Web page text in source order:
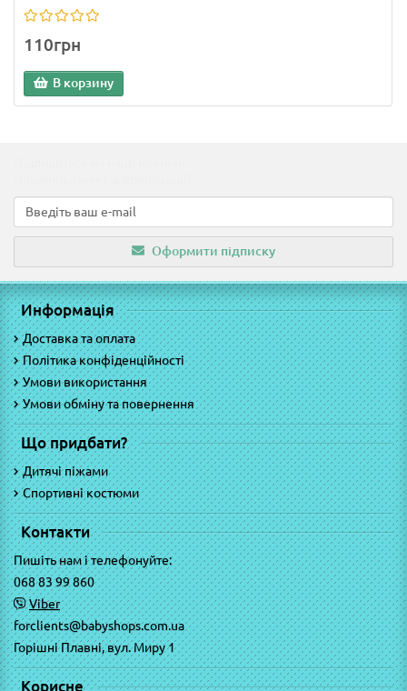
110грн
В корзину
Оформити підписку
Информація
Доставка та оплата
Політика конфіденційності
Умови використання
Умови обміну та повернення
Що придбати?
Дитячі піжами
Спортивні костюми
Контакти
Пишіть нам і телефонуйте:
068 83 99 860
Viber
forclients@babyshops.com.ua
Горішні Плавні, вул. Миру 1
Корисне